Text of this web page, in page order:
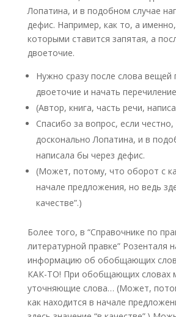
Лопатина, и в подобном случае
дефис. Например, как то, а
которыми ставится запятая, а
двоеточие.
Нужно сразу после слова вещей
двоеточие и начать
(Автор, книга, часть речи,
Спасибо за вопрос, если
досконально Лопатина, и в
написала бы через дефис.
(Может, потому, что оборот с
начале предложения, но ведь
качестве”.)
Более того, в “Справочнике по
литературной правке” Розенталя
информацию об обобщающих
КАК-ТО! При обобщающих словах
уточняющие слова… (Может,
как находится в начале